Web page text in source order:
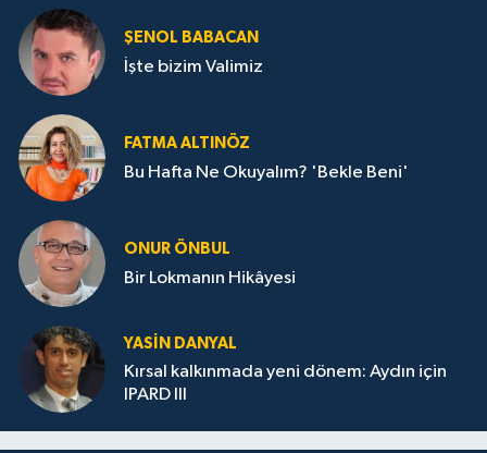
ŞENOL BABACAN
İşte bizim Valimiz
FATMA ALTINÖZ
Bu Hafta Ne Okuyalım? 'Bekle Beni'
ONUR ÖNBUL
Bir Lokmanın Hikâyesi
YASIN DANYAL
Kırsal kalkınmada yeni dönem: Aydın için
IPARD III